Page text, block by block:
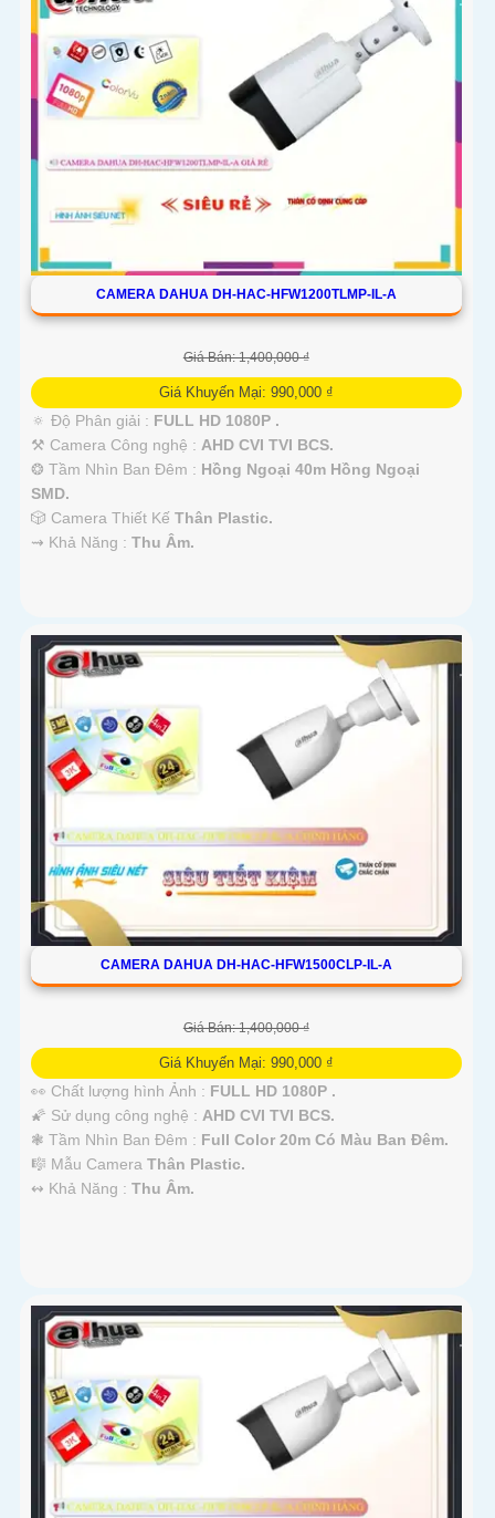
CAMERA DAHUA DH-HAC-HFW1200TLMP-IL-A
Giá Bán: 1,400,000 ₫
Giá Khuyến Mại: 990,000 ₫
🔅 Độ Phân giải : FULL HD 1080P .
⚒ Camera Công nghệ : AHD CVI TVI BCS.
❂ Tầm Nhìn Ban Đêm : Hồng Ngoại 40m Hồng Ngoại
SMD.
🎲 Camera Thiết Kế Thân Plastic.
️⇝ Khả Năng : Thu Âm.
CAMERA DAHUA DH-HAC-HFW1500CLP-IL-A
Giá Bán: 1,400,000 ₫
Giá Khuyến Mại: 990,000 ₫
👀 Chất lượng hình Ảnh : FULL HD 1080P .
🌠 Sử dụng công nghệ : AHD CVI TVI BCS.
❃ Tầm Nhìn Ban Đêm : Full Color 20m Có Màu Ban Đêm.
🎼️ Mẫu Camera Thân Plastic.
️↭ Khả Năng : Thu Âm.